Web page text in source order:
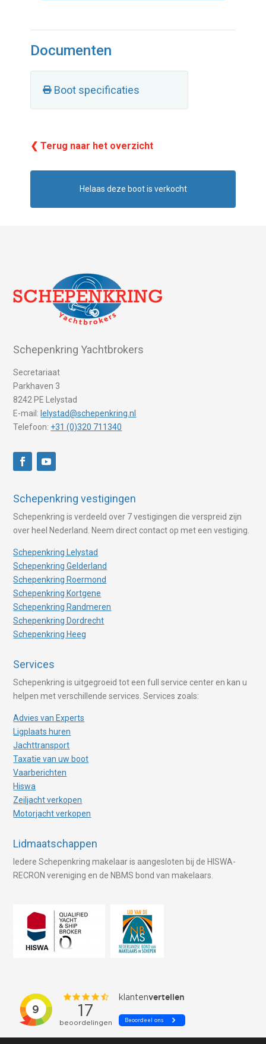
Documenten
Boot specificaties
❮ Terug naar het overzicht
Helaas deze boot is verkocht
Schepenkring Yachtbrokers
Secretariaat
Parkhaven 3
8242 PE Lelystad
E-mail: lelystad@schepenkring.nl
Telefoon: +31 (0)320 711340
Schepenkring vestigingen
Schepenkring is verdeeld over 7 vestigingen die verspreid zijn
over heel Nederland. Neem direct contact op met een vestiging.
Schepenkring Lelystad
Schepenkring Gelderland
Schepenkring Roermond
Schepenkring Kortgene
Schepenkring Randmeren
Schepenkring Dordrecht
Schepenkring Heeg
Services
Schepenkring is uitgegroeid tot een full service center en kan u
helpen met verschillende services. Services zoals:
Advies van Experts
Ligplaats huren
Jachttransport
Taxatie van uw boot
Vaarberichten
Hiswa
Zeiljacht verkopen
Motorjacht verkopen
Lidmaatschappen
Iedere Schepenkring makelaar is aangesloten bij de HISWA-
RECRON vereniging en de NBMS bond van makelaars.